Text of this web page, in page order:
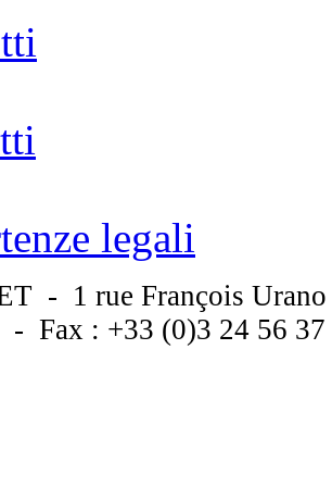
legali
- 1 rue François
- Fax : +33 (0)3 24 56